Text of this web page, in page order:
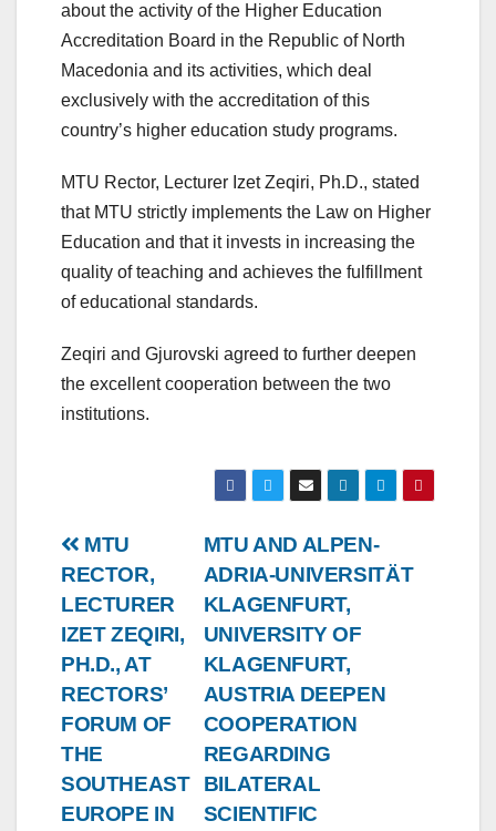
about the activity of the Higher Education
Accreditation Board in the Republic of North
Macedonia and its activities, which deal
exclusively with the accreditation of this
country’s higher education study programs.
MTU Rector, Lecturer Izet Zeqiri, Ph.D., stated
that MTU strictly implements the Law on Higher
Education and that it invests in increasing the
quality of teaching and achieves the fulfillment
of educational standards.
Zeqiri and Gjurovski agreed to further deepen
the excellent cooperation between the two
institutions.
Post
navigation
MTU AND ALPEN-
ADRIA-UNIVERSITÄT
KLAGENFURT,
UNIVERSITY OF
KLAGENFURT,
AUSTRIA DEEPEN
COOPERATION
REGARDING
BILATERAL
SCIENTIFIC
MTU
RECTOR,
LECTURER
IZET ZEQIRI,
PH.D., AT
RECTORS’
FORUM OF
THE
SOUTHEAST
EUROPE IN